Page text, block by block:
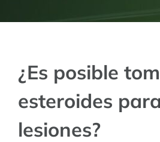
CONTACT
¿Es posible
esteroides
lesiones?